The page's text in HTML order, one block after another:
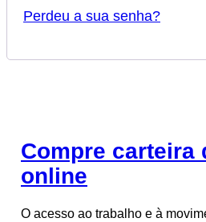
Perdeu a sua senha?
Compre carteira
online
O acesso ao trabalho e à